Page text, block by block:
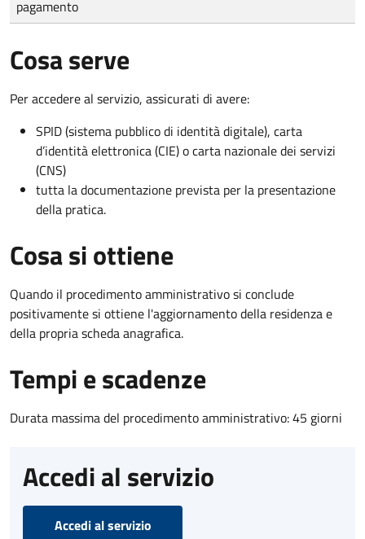
pagamento
Cosa serve
Per accedere al servizio, assicurati di avere:
SPID (sistema pubblico di identità digitale), carta
d’identità elettronica (CIE) o carta nazionale dei servizi
(CNS)
tutta la documentazione prevista per la presentazione
della pratica.
Cosa si ottiene
Quando il procedimento amministrativo si conclude
positivamente si ottiene l'aggiornamento della residenza e
della propria scheda anagrafica.
Tempi e scadenze
Durata massima del procedimento amministrativo: 45 giorni
Accedi al servizio
Accedi al servizio